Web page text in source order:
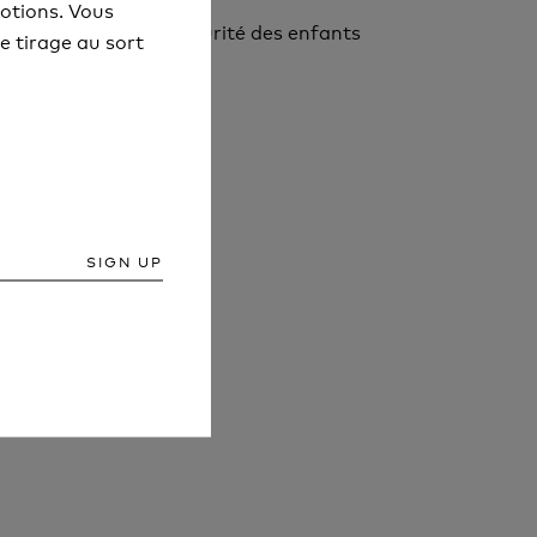
Vous
tirage au sort
SIGN UP
Sécurité des enfants
Vous
tirage au sort
SIGN UP